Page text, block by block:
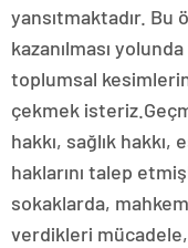
yansıtmaktadır. Bu
kazanılması
toplumsal
çekmek
hakkı, sağlık
haklarını talep
sokaklarda,
verdikleri